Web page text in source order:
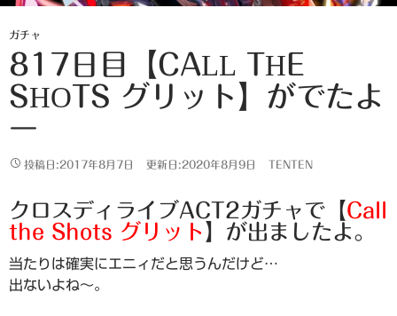
ガチャ
817日目【CALL THE
SHOTS グリット】がでたよ
ー
投稿日:2017年8月7日 更新日:2020年8月9日 TENTEN
クロスディライブACT2ガチャで【Call
the Shots グリット 】が出ましたよ。
当たりは確実にエニィだと思うんだけど…
出ないよね～。